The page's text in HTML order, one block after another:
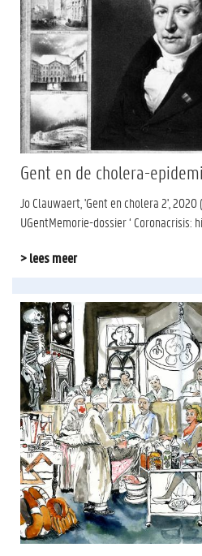
Gent en de cholera-
Jo Clauwaert, 'Gent en cholera 2',
UGentMemorie-dossier ‘ Coronacrisis:
> lees meer